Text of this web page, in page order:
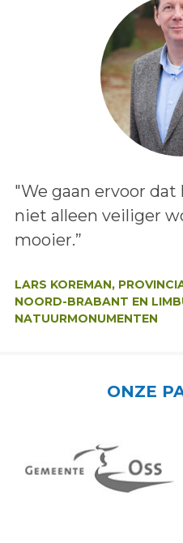
Lees het bericht:
"We gaan ervoor
niet alleen veiliger
mooier.”
LARS KOREMAN,
NOORD-BRABANT EN
NATUURMONUMENTEN
ONZE